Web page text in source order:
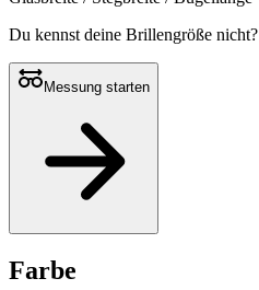
Du kennst deine Brillengröße nicht?
Messung starten
Farbe